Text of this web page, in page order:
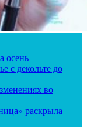
осень
с декольте до
во
раскрыла